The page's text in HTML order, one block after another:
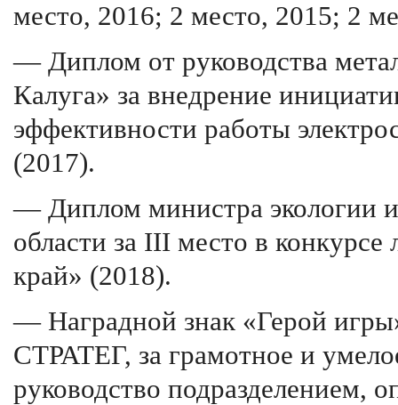
место, 2016; 2 место, 2015; 2
— Диплом от руководства
Калуга» за внедрение
эффективности работы
(2017).
— Диплом министра экологии
области за III место в
край» (2018).
— Наградной знак «Герой
СТРАТЕГ, за грамотное и
руководство подразделением,